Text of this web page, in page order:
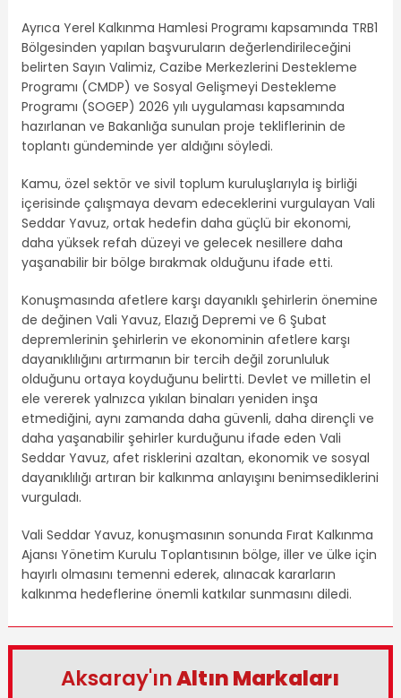
Ayrıca Yerel Kalkınma Hamlesi Programı kapsamında TRB1
Bölgesinden yapılan başvuruların değerlendirileceğini
belirten Sayın Valimiz, Cazibe Merkezlerini Destekleme
Programı (CMDP) ve Sosyal Gelişmeyi Destekleme
Programı (SOGEP) 2026 yılı uygulaması kapsamında
hazırlanan ve Bakanlığa sunulan proje tekliflerinin de
toplantı gündeminde yer aldığını söyledi.
Kamu, özel sektör ve sivil toplum kuruluşlarıyla iş birliği
içerisinde çalışmaya devam edeceklerini vurgulayan Vali
Seddar Yavuz, ortak hedefin daha güçlü bir ekonomi,
daha yüksek refah düzeyi ve gelecek nesillere daha
yaşanabilir bir bölge bırakmak olduğunu ifade etti.
Konuşmasında afetlere karşı dayanıklı şehirlerin önemine
de değinen Vali Yavuz, Elazığ Depremi ve 6 Şubat
depremlerinin şehirlerin ve ekonominin afetlere karşı
dayanıklılığını artırmanın bir tercih değil zorunluluk
olduğunu ortaya koyduğunu belirtti. Devlet ve milletin el
ele vererek yalnızca yıkılan binaları yeniden inşa
etmediğini, aynı zamanda daha güvenli, daha dirençli ve
daha yaşanabilir şehirler kurduğunu ifade eden Vali
Seddar Yavuz, afet risklerini azaltan, ekonomik ve sosyal
dayanıklılığı artıran bir kalkınma anlayışını benimsediklerini
vurguladı.
Vali Seddar Yavuz, konuşmasının sonunda Fırat Kalkınma
Ajansı Yönetim Kurulu Toplantısının bölge, iller ve ülke için
hayırlı olmasını temenni ederek, alınacak kararların
kalkınma hedeflerine önemli katkılar sunmasını diledi.
Aksaray'ınAltın Markaları